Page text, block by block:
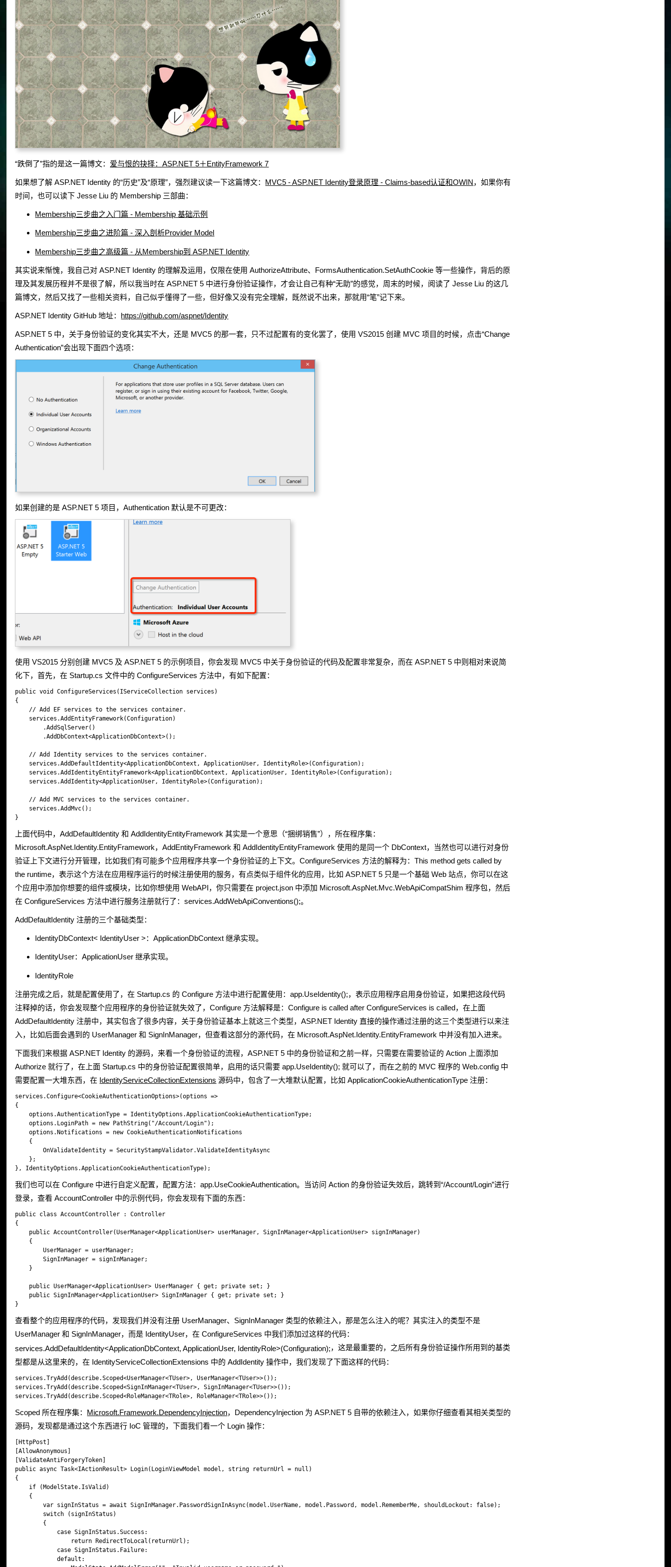
“跌倒了”指的是这一篇博文： 爱与恨的抉择：ASP.NET 5＋EntityFramework 7
如果想了解 ASP.NET Identity 的“历史”及“原理”，强烈建议读一下这篇博文： MVC5 - ASP.NET Identity登录原理 - Claims-based认证和OWIN，如果你有
时间，也可以读下 Jesse Liu 的 Membership 三部曲：
Membership三步曲之入门篇 - Membership 基础示例
Membership三步曲之进阶篇 - 深入剖析Provider Model
Membership三步曲之高级篇 - 从Membership到 ASP.NET Identity
其实说来惭愧，我自己对 ASP.NET Identity 的理解及运用，仅限在使用 AuthorizeAttribute、FormsAuthentication.SetAuthCookie 等一些操作，背后的原
理及其发展历程并不是很了解，所以我当时在 ASP.NET 5 中进行身份验证操作，才会让自己有种“无助”的感觉，周末的时候，阅读了 Jesse Liu 的这几
篇博文，然后又找了一些相关资料，自己似乎懂得了一些，但好像又没有完全理解，既然说不出来，那就用“笔”记下来。
ASP.NET Identity GitHub 地址： https://github.com/aspnet/Identity
ASP.NET 5 中，关于身份验证的变化其实不大，还是 MVC5 的那一套，只不过配置有的变化罢了，使用 VS2015 创建 MVC 项目的时候，点击“Change
Authentication”会出现下面四个选项：
如果创建的是 ASP.NET 5 项目，Authentication 默认是不可更改：
使用 VS2015 分别创建 MVC5 及 ASP.NET 5 的示例项目，你会发现 MVC5 中关于身份验证的代码及配置非常复杂，而在 ASP.NET 5 中则相对来说简
化下，首先，在 Startup.cs 文件中的 ConfigureServices 方法中，有如下配置：
public void ConfigureServices(IServiceCollection services)
{
    // Add EF services to the services container.
    services.AddEntityFramework(Configuration)
        .AddSqlServer()
        .AddDbContext<ApplicationDbContext>();
    // Add Identity services to the services container.
    services.AddDefaultIdentity<ApplicationDbContext, ApplicationUser, IdentityRole>(Configuration);
    services.AddIdentityEntityFramework<ApplicationDbContext, ApplicationUser, IdentityRole>(Configuration);
    services.AddIdentity<ApplicationUser, IdentityRole>(Configuration);
    // Add MVC services to the services container.
    services.AddMvc();
上面代码中，AddDefaultIdentity 和 AddIdentityEntityFramework 其实是一个意思（“捆绑销售”），所在程序集：
Microsoft.AspNet.Identity.EntityFramework，AddEntityFramework 和 AddIdentityEntityFramework 使用的是同一个 DbContext，当然也可以进行对身份
验证上下文进行分开管理，比如我们有可能多个应用程序共享一个身份验证的上下文。ConfigureServices 方法的解释为：This method gets called by
the runtime，表示这个方法在应用程序运行的时候注册使用的服务，有点类似于组件化的应用，比如 ASP.NET 5 只是一个基础 Web 站点，你可以在这
个应用中添加你想要的组件或模块，比如你想使用 WebAPI，你只需要在 project.json 中添加 Microsoft.AspNet.Mvc.WebApiCompatShim 程序包，然后
在 ConfigureServices 方法中进行服务注册就行了：services.AddWebApiConventions();。
AddDefaultIdentity 注册的三个基础类型：
IdentityDbContext< IdentityUser >：ApplicationDbContext 继承实现。
IdentityUser：ApplicationUser 继承实现。
IdentityRole
注册完成之后，就是配置使用了，在 Startup.cs 的 Configure 方法中进行配置使用：app.UseIdentity();，表示应用程序启用身份验证，如果把这段代码
注释掉的话，你会发现整个应用程序的身份验证就失效了，Configure 方法解释是：Configure is called after ConfigureServices is called，在上面
AddDefaultIdentity 注册中，其实包含了很多内容，关于身份验证基本上就这三个类型，ASP.NET Identity 直接的操作通过注册的这三个类型进行以来注
入，比如后面会遇到的 UserManager 和 SignInManager，但查看这部分的源代码，在 Microsoft.AspNet.Identity.EntityFramework 中并没有加入进来。
下面我们来根据 ASP.NET Identity 的源码，来看一个身份验证的流程，ASP.NET 5 中的身份验证和之前一样，只需要在需要验证的 Action 上面添加
Authorize 就行了，在上面 Startup.cs 中的身份验证配置很简单，启用的话只需要 app.UseIdentity(); 就可以了，而在之前的 MVC 程序的 Web.config 中
需要配置一大堆东西，在 IdentityServiceCollectionExtensions 源码中，包含了一大堆默认配置，比如 ApplicationCookieAuthenticationType 注册：
services.Configure<CookieAuthenticationOptions>(options =>
{
    options.AuthenticationType = IdentityOptions.ApplicationCookieAuthenticationType;
    options.LoginPath = new PathString("/Account/Login");
    options.Notifications = new CookieAuthenticationNotifications
    {
        OnValidateIdentity = SecurityStampValidator.ValidateIdentityAsync
    };
我们也可以在 Configure 中进行自定义配置，配置方法：app.UseCookieAuthentication。当访问 Action 的身份验证失效后，跳转到“/Account/Login”进行
登录，查看 AccountController 中的示例代码，你会发现有下面的东西：
public class AccountController : Controller
{
    public AccountController(UserManager<ApplicationUser> userManager, SignInManager<ApplicationUser> signInManager)
    {
        UserManager = userManager;
        SignInManager = signInManager;
    }
    public UserManager<ApplicationUser> UserManager { get; private set; }
    public SignInManager<ApplicationUser> SignInManager { get; private set; }
查看整个的应用程序的代码，发现我们并没有注册 UserManager、SignInManager 类型的依赖注入，那是怎么注入的呢？其实注入的类型不是
UserManager 和 SignInManager，而是 IdentityUser，在 ConfigureServices 中我们添加过这样的代码：
services.AddDefaultIdentity<ApplicationDbContext, ApplicationUser, IdentityRole>(Configuration);，这是最重要的，之后所有身份验证操作所用到的基类
型都是从这里来的，在 IdentityServiceCollectionExtensions 中的 AddIdentity 操作中，我们发现了下面这样的代码：
services.TryAdd(describe.Scoped<UserManager<TUser>, UserManager<TUser>>());
services.TryAdd(describe.Scoped<SignInManager<TUser>, SignInManager<TUser>>());
Scoped 所在程序集： Microsoft.Framework.DependencyInjection，DependencyInjection 为 ASP.NET 5 自带的依赖注入，如果你仔细查看其相关类型的
源码，发现都是通过这个东西进行 IoC 管理的，下面我们看一个 Login 操作：
[HttpPost]
[AllowAnonymous]
[ValidateAntiForgeryToken]
public async Task<IActionResult> Login(LoginViewModel model, string returnUrl = null)
{
    if (ModelState.IsValid)
    {
        var signInStatus = await SignInManager.PasswordSignInAsync(model.UserName, model.Password, model.RememberMe, shouldLockout: false);
        switch (signInStatus)
        {
            case SignInStatus.Success:
                return RedirectToLocal(returnUrl);
            case SignInStatus.Failure:
            default: